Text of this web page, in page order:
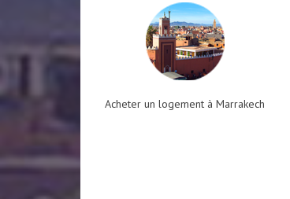
Acheter un logement à Marrakech